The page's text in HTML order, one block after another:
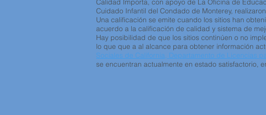
Calidad Importa, con apoyo de La Oficina de
Cuidado Infantil del Condado de Monterey,
Una calificación se emite cuando los sitios han
acuerdo a la calificación de calidad y sistema de
Hay posibilidad de que los sitios continúen o no
lo que que a al alcance para obtener información
Sociales de California, Departamento de Licencias
se encuentran actualmente en estado satisfactorio,